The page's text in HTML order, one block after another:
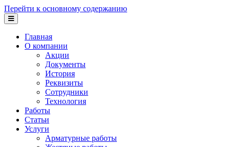
Перейти к основному содержанию
Главная
О компании
Акции
Документы
История
Реквизиты
Сотрудники
Технология
Работы
Статьи
Услуги
Арматурные работы